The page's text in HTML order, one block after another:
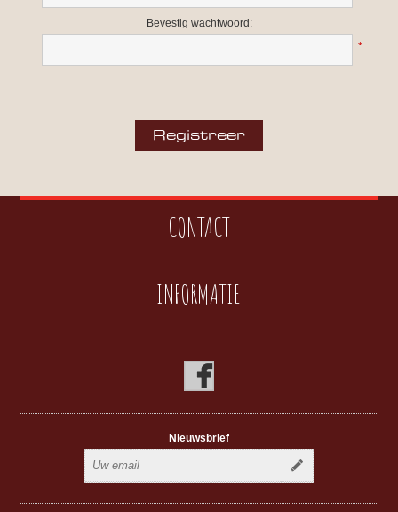
Bevestig wachtwoord:
*
CONTACT
INFORMATIE
Nieuwsbrief